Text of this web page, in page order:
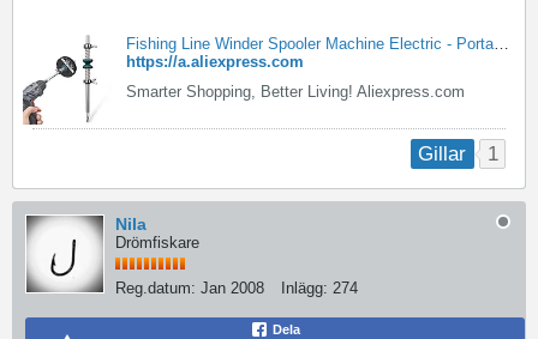
Fishing Line Winder Spooler Machine Electric - Portable Fishing Line Reel - Aliexpress
https://a.aliexpress.com
Smarter Shopping, Better Living! Aliexpress.com
Gillar 1
Nila
Drömfiskare
Reg.datum: Jan 2008 Inlägg: 274
Dela